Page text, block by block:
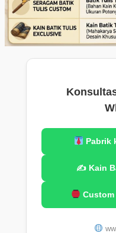
Pabrik
✍️ Kain